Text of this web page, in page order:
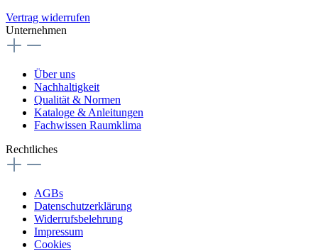
Vertrag widerrufen
Unternehmen
Über uns
Nachhaltigkeit
Qualität & Normen
Kataloge & Anleitungen
Fachwissen Raumklima
Rechtliches
AGBs
Datenschutzerklärung
Widerrufsbelehrung
Impressum
Cookies